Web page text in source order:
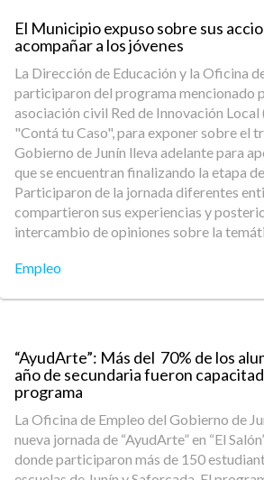
El Municipio expuso sobre sus
acompañar a los jóvenes
La Dirección de Educación y la Oficina
participaron del programa mencionado
asociación civil Red de Innovación Local
"Contá tu Caso", para exponer sobre el
Gobierno de Junín lleva adelante para
que se encuentran finalizando la etapa
Participaron de la jornada diferentes
compartieron sus experiencias y
intercambio de opiniones sobre la
Empleo
“AyudArte”: Más del 70% de los
año de secundaria fueron
programa
La Oficina de Empleo del Gobierno de
nueva jornada de “AyudArte” en “El
donde participaron más de 150